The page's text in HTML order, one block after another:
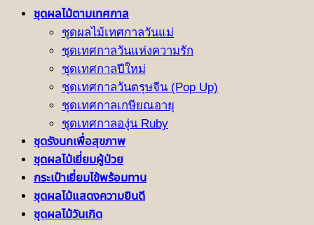
ชุดผลไม้ตามเทศกาล
ชุดผลไม้เทศกาลวันแม่
ชุดเทศกาลวันแห่งความรัก
ชุดเทศกาลปีใหม่
ชุดเทศกาลวันตรุษจีน (Pop Up)
ชุดเทศกาลเกษียณอายุ
ชุดเทศกาลองุ่น Ruby
ชุดรังนกเพื่อสุขภาพ
ชุดผลไม้เยี่ยมผู้ป่วย
กระเป๋าเยี่ยมไข้พร้อมทาน
ชุดผลไม้แสดงความยินดี
ชุดผลไม้วันเกิด